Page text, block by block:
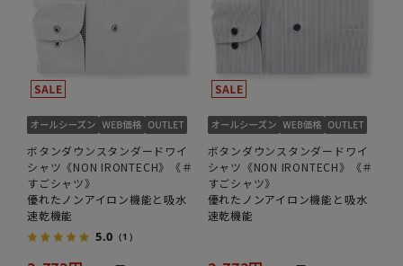
ボタンダウンスタンダードワイ
シャツ《NON IRONTECH》《＃
すごシャツ》
優れたノンアイロン機能と吸水
速乾機能
5.0 （1）
ボタンダウンスタンダードワイ
シャツ《NON IRONTECH》《＃
すごシャツ》
優れたノンアイロン機能と吸水
速乾機能